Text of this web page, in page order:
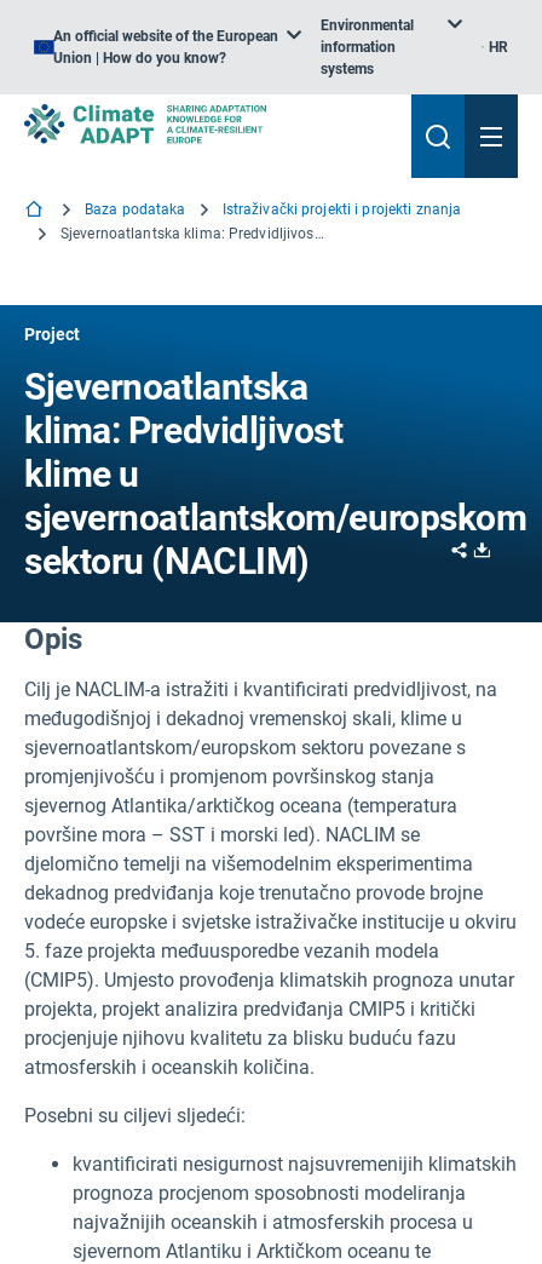
An official website of the European
Union | How do you know?
Environmental
information
systems
HR
Baza podataka
Istraživački projekti i projekti znanja
Sjevernoatlantska klima: Predvidljivost klime u sjevernoatlantskom/europskom sektoru
Project
Sjevernoatlantska
klima: Predvidljivost
klime u
sjevernoatlantskom/europskom
sektoru (NACLIM)
Share
Opis
Cilj je NACLIM-a istražiti i kvantificirati predvidljivost, na
međugodišnjoj i dekadnoj vremenskoj skali, klime u
sjevernoatlantskom/europskom sektoru povezane s
promjenjivošću i promjenom površinskog stanja
sjevernog Atlantika/arktičkog oceana (temperatura
površine mora – SST i morski led). NACLIM se
djelomično temelji na višemodelnim eksperimentima
dekadnog predviđanja koje trenutačno provode brojne
vodeće europske i svjetske istraživačke institucije u okviru
5. faze projekta međuusporedbe vezanih modela
(CMIP5). Umjesto provođenja klimatskih prognoza unutar
projekta, projekt analizira predviđanja CMIP5 i kritički
procjenjuje njihovu kvalitetu za blisku buduću fazu
atmosferskih i oceanskih količina.
Posebni su ciljevi sljedeći:
kvantificirati nesigurnost najsuvremenijih klimatskih
prognoza procjenom sposobnosti modeliranja
najvažnijih oceanskih i atmosferskih procesa u
sjevernom Atlantiku i Arktičkom oceanu te